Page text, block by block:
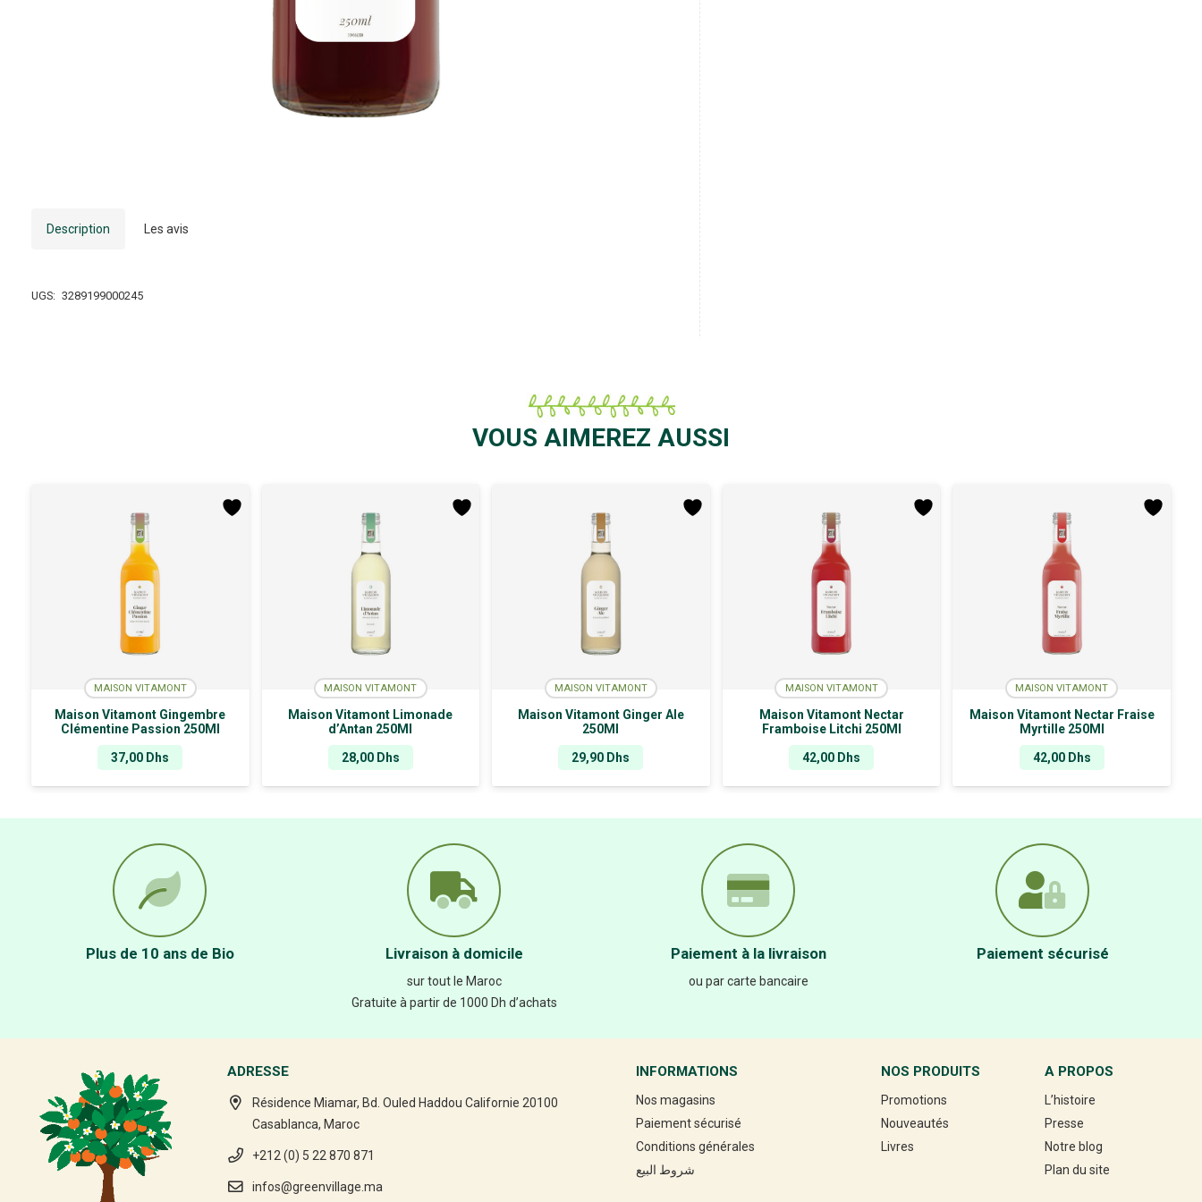
Description Les avis
UGS: 3289199000245
VOUS AIMEREZ AUSSI
MAISON VITAMONT
Maison Vitamont Gingembre
Clémentine Passion 250Ml
37,00 Dhs
MAISON VITAMONT
Maison Vitamont Limonade
d’Antan 250Ml
28,00 Dhs
MAISON VITAMONT
Maison Vitamont Ginger Ale
250Ml
29,90 Dhs
MAISON VITAMONT
Maison Vitamont Nectar
Framboise Litchi 250Ml
42,00 Dhs
MAISON VITAMONT
Maison Vitamont Nectar Fraise
Myrtille 250Ml
42,00 Dhs
Plus de 10 ans de Bio Livraison à domicile
sur tout le Maroc
Gratuite à partir de 1000 Dh d’achats
Paiement à la livraison
ou par carte bancaire
Paiement sécurisé
ADRESSE
Résidence Miamar, Bd. Ouled Haddou Californie 20100
Casablanca, Maroc
+212 (0) 5 22 870 871
infos@greenvillage.ma
INFORMATIONS
Nos magasins
Paiement sécurisé
Conditions générales
شروط البيع
NOS PRODUITS
Promotions
Nouveautés
Livres
A PROPOS
L’histoire
Presse
Notre blog
Plan du site